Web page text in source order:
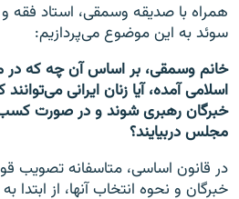
همراه با صدیقه وسمقی، استاد فقه
سوئد به این موضوع می‌پردازیم:
خانم وسمقی،‌ بر اساس آن چه که در
اسلامی آمده،‌ آیا زنان ایرانی
خبرگان رهبری شوند و در صورت
مجلس دربیایند؟
در قانون اساسی، متاسفانه تصویب
خبرگان و نحوه انتخاب آنها، از ابتدا